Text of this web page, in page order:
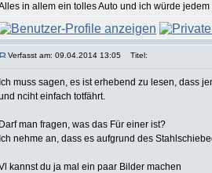
in allem ein tolles Auto und ich würde
Verfasst am: 09.04.2014 13:05 Titel:
Ich muss sagen, es ist erhebend zu lesen, dass
nciht einfach totfährt.
Darf man fragen, was das Für einer ist?
Ich nehme an, dass es aufgrund des
kannst du ja mal ein paar Bilder machen